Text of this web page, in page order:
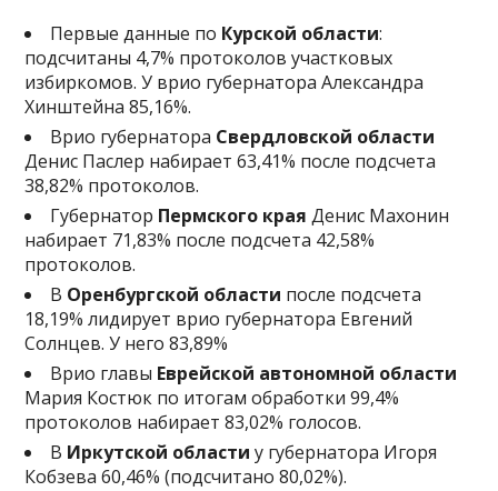
Первые данные по Курской области:
подсчитаны 4,7% протоколов участковых
избиркомов. У врио губернатора Александра
Хинштейна 85,16%.
Врио губернатора Свердловской области
Денис Паслер набирает 63,41% после подсчета
38,82% протоколов.
Губернатор Пермского края Денис Махонин
набирает 71,83% после подсчета 42,58%
протоколов.
В Оренбургской области после подсчета
18,19% лидирует врио губернатора Евгений
Солнцев. У него 83,89%
Врио главы Еврейской автономной области
Мария Костюк по итогам обработки 99,4%
протоколов набирает 83,02% голосов.
В Иркутской области у губернатора Игоря
Кобзева 60,46% (подсчитано 80,02%).